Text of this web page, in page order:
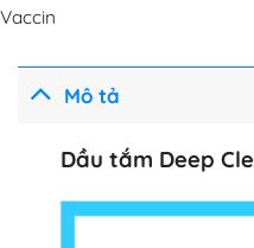
Vaccin
Mô tả
Dầu tắm Deep